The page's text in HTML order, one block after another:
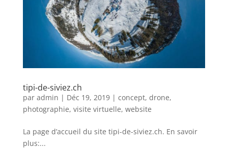
tipi-de-siviez.ch
par admin | Déc 19, 2019| concept, drone,
photographie, visite virtuelle, website
La page d’accueil du site tipi-de-siviez.ch. En savoir
plus:...